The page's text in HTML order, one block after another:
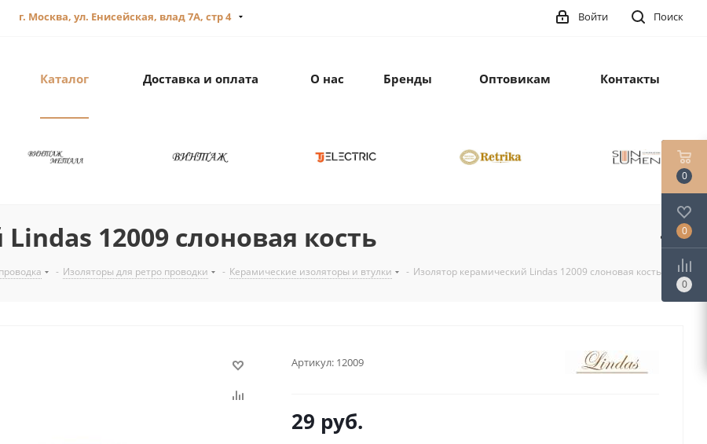
г. Москва, ул. Енисейская, влад 7А, стр 4 Поиск
Войти
Каталог Доставка и оплата О нас Бренды Оптовикам Контакты
12009 слоновая кость
- Изоляторы для ретро проводки - Керамические изоляторы и втулки - Изолятор керамический Lindas 12009 слоновая кость
Артикул: 12009
29 руб.
0
0
0